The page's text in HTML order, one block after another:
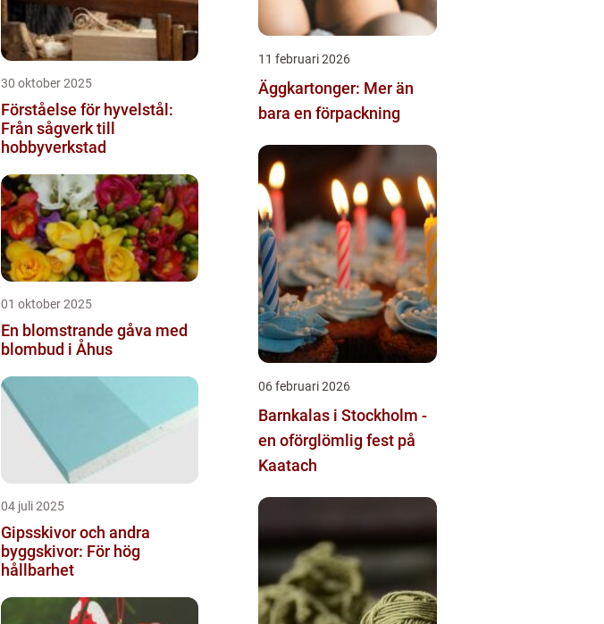
30 oktober 2025
Förståelse för hyvelstål:
Från sågverk till
hobbyverkstad
01 oktober 2025
En blomstrande gåva med
blombud i Åhus
04 juli 2025
Gipsskivor och andra
byggskivor: För hög
hållbarhet
11 februari 2026
Äggkartonger: Mer än
bara en förpackning
06 februari 2026
Barnkalas i Stockholm -
en oförglömlig fest på
Kaatach